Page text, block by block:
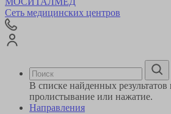
Сеть медицинских центров
В списке найденных
пролистывание или нажатие.
Направления